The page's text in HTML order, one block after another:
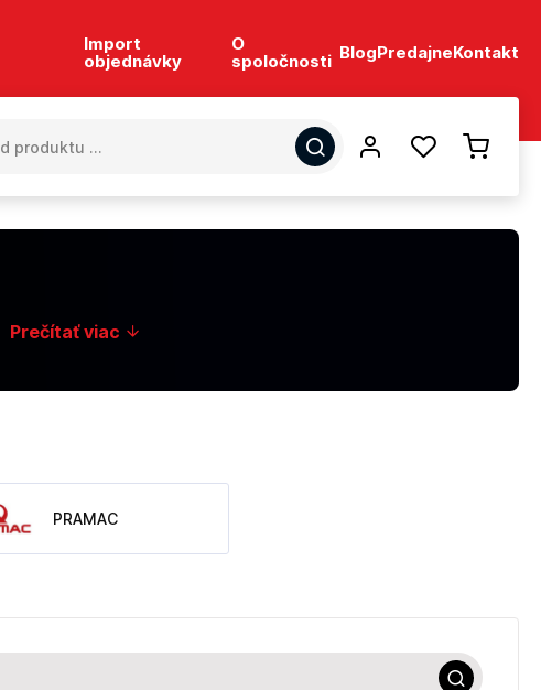
Import
objednávky
O
spoločnosti BlogPredajneKontakt
Prečítať viac
PRAMAC